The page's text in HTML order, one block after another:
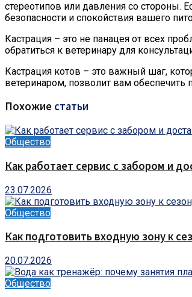
стереотипов или давления со стороны.
безопасности и спокойствия вашего
Кастрация – это не панацея от всех
обратиться к ветеринару для
Кастрация котов – это важный шаг,
ветеринаром, позволит вам
Похожие статьи
Общество
Как работает сервис с забором и
23.07.2026
Общество
Как подготовить входную зону к
20.07.2026
Общество